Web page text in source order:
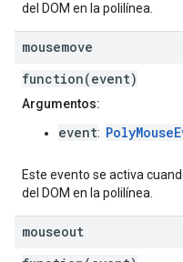
del DOM en la polilínea.
mousemove
function(event)
Argumentos:
event:
Este evento se activa
del DOM en la polilínea.
mouseout